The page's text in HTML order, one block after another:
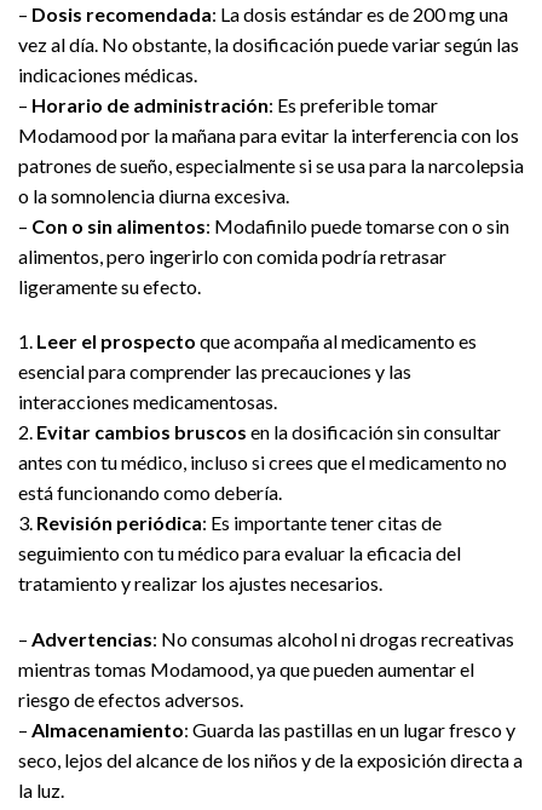
– Dosis recomendada: La dosis estándar es de 200 mg una
vez al día. No obstante, la dosificación puede variar según las
indicaciones médicas.
– Horario de administración: Es preferible tomar
Modamood por la mañana para evitar la interferencia con los
patrones de sueño, especialmente si se usa para la narcolepsia
o la somnolencia diurna excesiva.
– Con o sin alimentos: Modafinilo puede tomarse con o sin
alimentos, pero ingerirlo con comida podría retrasar
ligeramente su efecto.
1. Leer el prospecto que acompaña al medicamento es
esencial para comprender las precauciones y las
interacciones medicamentosas.
2. Evitar cambios bruscos en la dosificación sin consultar
antes con tu médico, incluso si crees que el medicamento no
está funcionando como debería.
3. Revisión periódica: Es importante tener citas de
seguimiento con tu médico para evaluar la eficacia del
tratamiento y realizar los ajustes necesarios.
– Advertencias: No consumas alcohol ni drogas recreativas
mientras tomas Modamood, ya que pueden aumentar el
riesgo de efectos adversos.
– Almacenamiento: Guarda las pastillas en un lugar fresco y
seco, lejos del alcance de los niños y de la exposición directa a
la luz.